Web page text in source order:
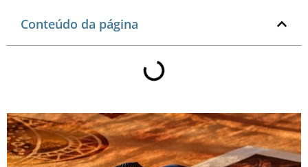
Conteúdo da página